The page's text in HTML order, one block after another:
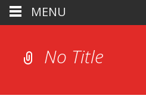
No Title
MENU